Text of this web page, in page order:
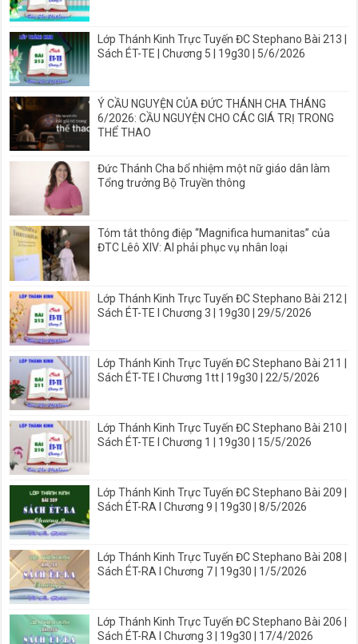
Lớp Thánh Kinh Trực Tuyến ĐC Stephano Bài 213 |
Sách ÉT-TE | Chương 5 | 19g30 | 5/6/2026
Ý CẦU NGUYỆN CỦA ĐỨC THÁNH CHA THÁNG
6/2026: CẦU NGUYỆN CHO CÁC GIÁ TRỊ TRONG
THỂ THAO
Đức Thánh Cha bổ nhiệm một nữ giáo dân làm
Tổng trưởng Bộ Truyền thông
Tóm tắt thông điệp “Magnifica humanitas” của
ĐTC Lêô XIV: AI phải phục vụ nhân loại
Lớp Thánh Kinh Trực Tuyến ĐC Stephano Bài 212 |
Sách ÉT-TE I Chương 3 | 19g30 | 29/5/2026
Lớp Thánh Kinh Trực Tuyến ĐC Stephano Bài 211 |
Sách ÉT-TE I Chương 1tt | 19g30 | 22/5/2026
Lớp Thánh Kinh Trực Tuyến ĐC Stephano Bài 210 |
Sách ÉT-TE I Chương 1 | 19g30 | 15/5/2026
Lớp Thánh Kinh Trực Tuyến ĐC Stephano Bài 209 |
Sách ÉT-RA I Chương 9 | 19g30 | 8/5/2026
Lớp Thánh Kinh Trực Tuyến ĐC Stephano Bài 208 |
Sách ÉT-RA I Chương 7 | 19g30 | 1/5/2026
Lớp Thánh Kinh Trực Tuyến ĐC Stephano Bài 206 |
Sách ÉT-RA I Chương 3 | 19g30 | 17/4/2026